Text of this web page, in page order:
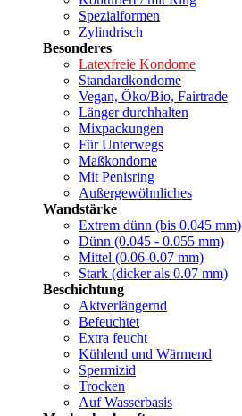
Spezialformen
Zylindrisch
Besonderes
Latexfreie Kondome
Standardkondome
Vegan, Öko/Bio, Fairtrade
Länger durchhalten
Mixpackungen
Für Unterwegs
Maßkondome
Mit Penisring
Außergewöhnliches
Wandstärke
Extrem dünn (bis 0.045 mm)
Dünn (0.045 - 0.055 mm)
Mittel (0.06-0.07 mm)
Stark (dicker als 0.07 mm)
Beschichtung
Aktverlängernd
Befeuchtet
Extra feucht
Kühlend und Wärmend
Spermizid
Trocken
Auf Wasserbasis